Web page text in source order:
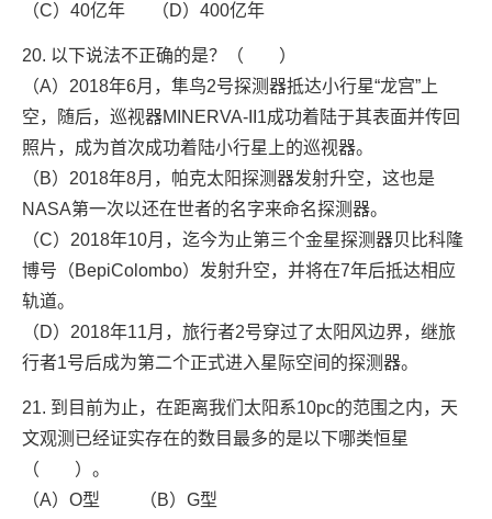
（C）40亿年 （D）400亿年
20. 以下说法不正确的是？（ ）
（A）2018年6月，隼鸟2号探测器抵达小行星“龙宫”上
空，随后，巡视器MINERVA-II1成功着陆于其表面并传回
照片，成为首次成功着陆小行星上的巡视器。
（B）2018年8月，帕克太阳探测器发射升空，这也是
NASA第一次以还在世者的名字来命名探测器。
（C）2018年10月，迄今为止第三个金星探测器贝比科隆
博号（BepiColombo）发射升空，并将在7年后抵达相应
轨道。
（D）2018年11月，旅行者2号穿过了太阳风边界，继旅
行者1号后成为第二个正式进入星际空间的探测器。
21. 到目前为止，在距离我们太阳系10pc的范围之内，天
文观测已经证实存在的数目最多的是以下哪类恒星
（ ）。
（A）O型 （B）G型